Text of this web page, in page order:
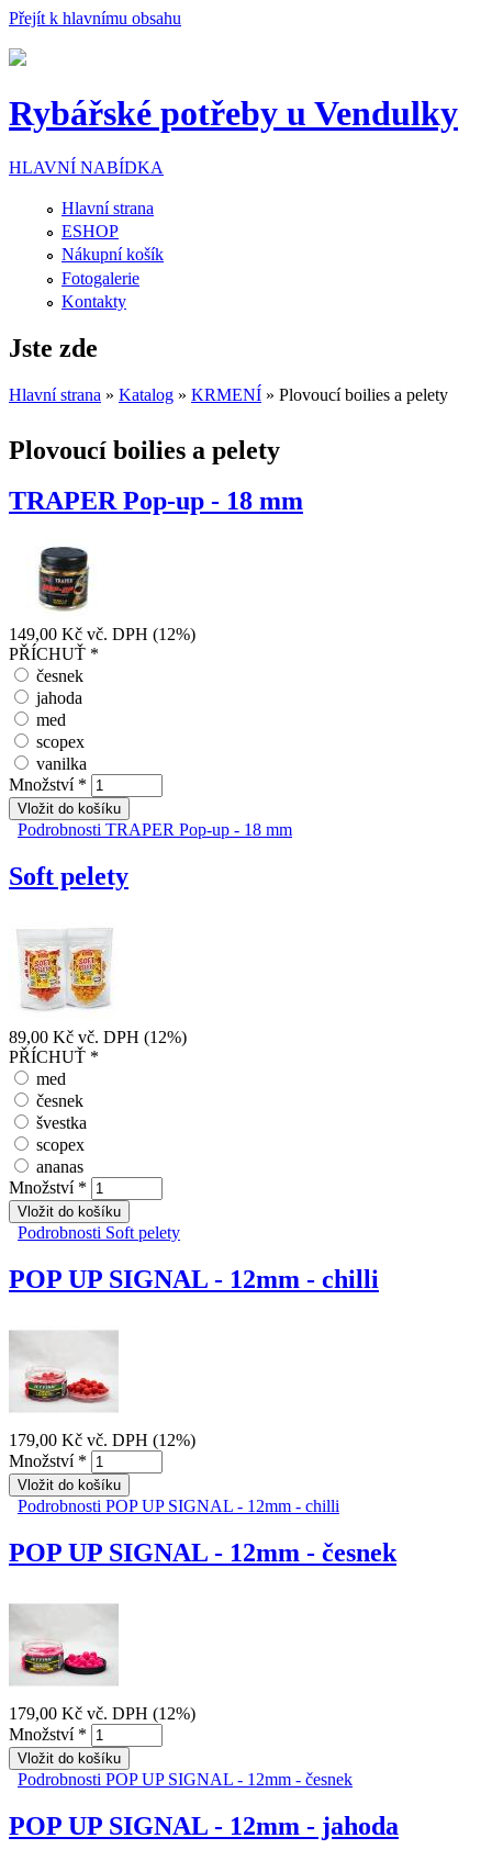
Přejít k hlavnímu obsahu
Rybářské potřeby u Vendulky
HLAVNÍ NABÍDKA
Hlavní strana
ESHOP
Nákupní košík
Fotogalerie
Kontakty
Jste zde
Hlavní strana » Katalog » KRMENÍ » Plovoucí boilies a pelety
Plovoucí boilies a pelety
TRAPER Pop-up - 18 mm
149,00 Kč vč. DPH (12%)
PŘÍCHUŤ *
česnek
jahoda
med
scopex
vanilka
Množství *
Podrobnosti TRAPER Pop-up - 18 mm
Soft pelety
89,00 Kč vč. DPH (12%)
PŘÍCHUŤ *
med
česnek
švestka
scopex
ananas
Množství *
Podrobnosti Soft pelety
POP UP SIGNAL - 12mm - chilli
179,00 Kč vč. DPH (12%)
Množství *
Podrobnosti POP UP SIGNAL - 12mm - chilli
POP UP SIGNAL - 12mm - česnek
179,00 Kč vč. DPH (12%)
Množství *
Podrobnosti POP UP SIGNAL - 12mm - česnek
POP UP SIGNAL - 12mm - jahoda